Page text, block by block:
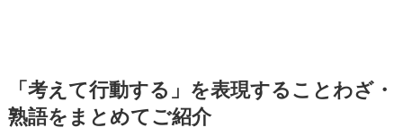
「考えて行動する」を表現することわざ・
熟語をまとめてご紹介